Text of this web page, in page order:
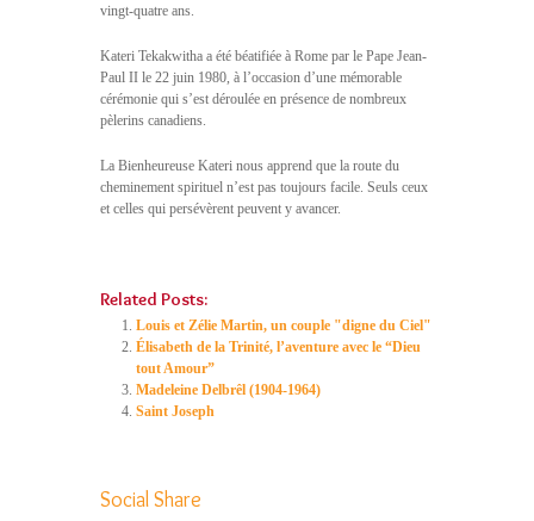
vingt-quatre ans.
Kateri Tekakwitha a été béatifiée à Rome par le Pape Jean-
Paul II le 22 juin 1980, à l’occasion d’une mémorable
cérémonie qui s’est déroulée en présence de nombreux
pèlerins canadiens.
La Bienheureuse Kateri nous apprend que la route du
cheminement spirituel n’est pas toujours facile. Seuls ceux
et celles qui persévèrent peuvent y avancer.
Related Posts:
Louis et Zélie Martin, un couple "digne du Ciel"
Élisabeth de la Trinité, l’aventure avec le “Dieu
tout Amour”
Madeleine Delbrêl (1904-1964)
Saint Joseph
Social Share